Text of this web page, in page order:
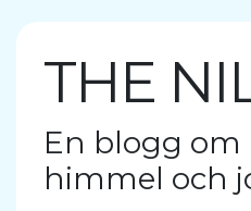
THE
En blogg
himmel och